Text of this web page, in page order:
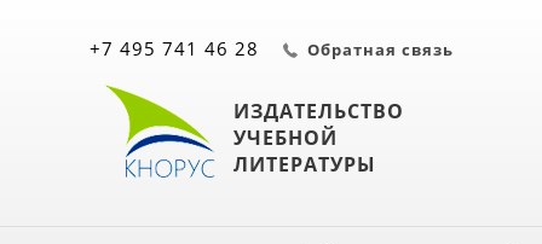
ИЗДАТЕЛЬСТВО
УЧЕБНОЙ
ЛИТЕРАТУРЫ
+7 495 741 46 28 Обратная связь